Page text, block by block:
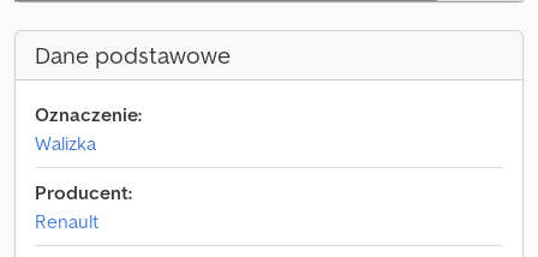
Dane podstawowe
Oznaczenie:
Walizka
Producent:
Renault